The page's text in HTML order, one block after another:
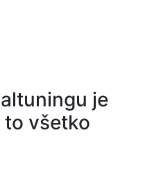
je
všetko